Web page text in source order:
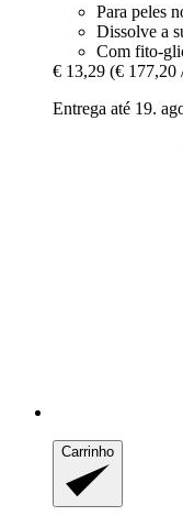
Para peles
Dissolve a
Com fito-
€ 13,29 (€ 177,20
Entrega até 19.
Carrinho